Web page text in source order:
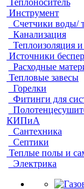
Теплоноситель
Инструмент
Счетчики воды/
Канализация
Теплоизоляция и
Источники
Расходные
Тепловые завесы
Горелки
Фитинги для
КИПиА
Сантехника
Септики
Теплые полы и
Электрика